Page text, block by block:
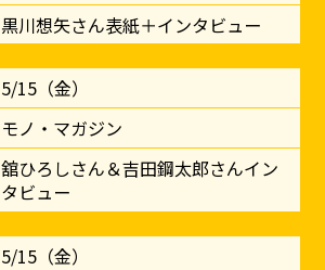
黒川想矢さん表紙＋インタビュー
5/15（金）
モノ・マガジン
舘ひろしさん＆吉田鋼太郎さんイン
タビュー
5/15（金）